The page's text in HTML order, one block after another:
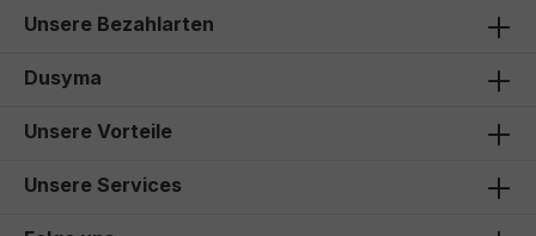
Unsere Bezahlarten
Dusyma
Unsere Vorteile
Unsere Services